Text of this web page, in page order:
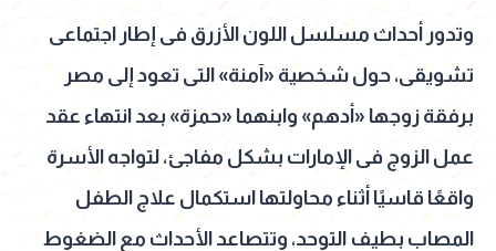
وتدور أحداث مسلسل اللون الأزرق فى إطار اجتماعى
تشويقى، حول شخصية «آمنة» التى تعود إلى مصر
برفقة زوجها «أدهم» وابنهما «حمزة» بعد انتهاء عقد
عمل الزوج فى الإمارات بشكل مفاجئ، لتواجه الأسرة
واقعًا قاسيًا أثناء محاولتها استكمال علاج الطفل
المصاب بطيف التوحد، وتتصاعد الأحداث مع الضغوط